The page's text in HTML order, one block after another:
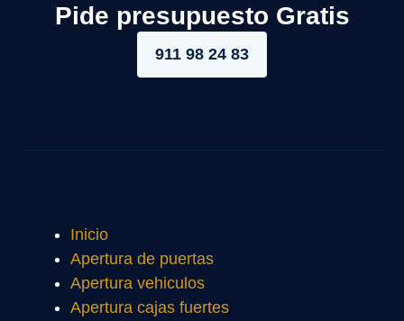
Pide presupuesto Gratis
911 98 24 83
Inicio
Apertura de puertas
Apertura vehiculos
Apertura cajas fuertes